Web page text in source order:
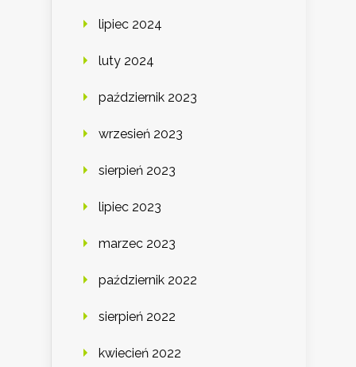
lipiec 2024
luty 2024
październik 2023
wrzesień 2023
sierpień 2023
lipiec 2023
marzec 2023
październik 2022
sierpień 2022
kwiecień 2022